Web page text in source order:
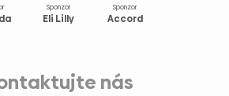
Sponzor
Eli Lilly
Sponzor
Accord
nás